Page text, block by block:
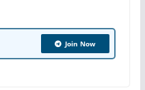
Join Now